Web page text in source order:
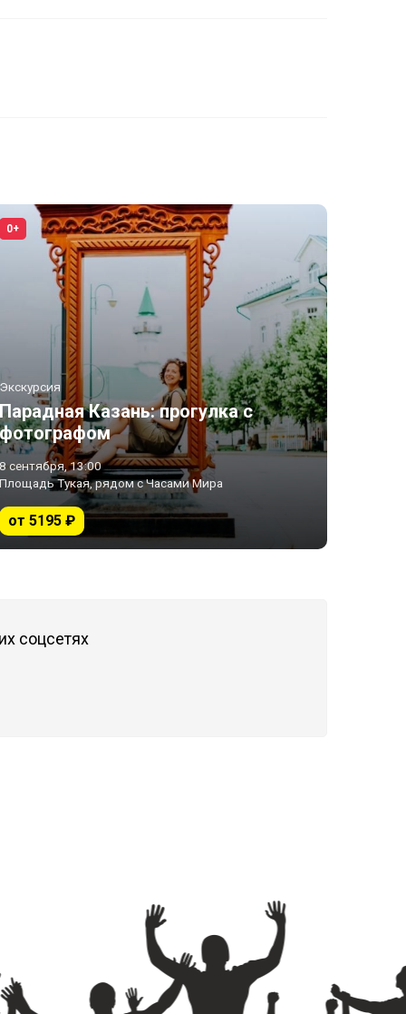
0+
Экскурсия
Парадная Казань: прогулка с
фотографом
8 сентября, 13:00
Площадь Тукая, рядом с Часами Мира
от 5195 ₽
соцсетях